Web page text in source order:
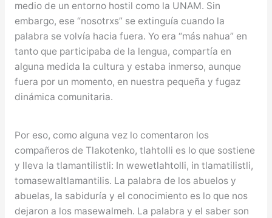
medio de un entorno hostil como la UNAM. Sin
embargo, ese “nosotrxs” se extinguía cuando la
palabra se volvía hacia fuera. Yo era “más nahua” en
tanto que participaba de la lengua, compartía en
alguna medida la cultura y estaba inmerso, aunque
fuera por un momento, en nuestra pequeña y fugaz
dinámica comunitaria.
Por eso, como alguna vez lo comentaron los
compañeros de Tlakotenko, tlahtolli es lo que sostiene
y lleva la tlamantilistli: In wewetlahtolli, in tlamatilistli,
tomasewaltlamantilis. La palabra de los abuelos y
abuelas, la sabiduría y el conocimiento es lo que nos
dejaron a los masewalmeh. La palabra y el saber son